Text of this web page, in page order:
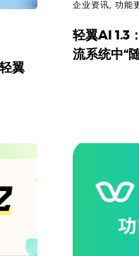
翼
企业资讯 ,功能
轻翼AI 1.3
流系统中“